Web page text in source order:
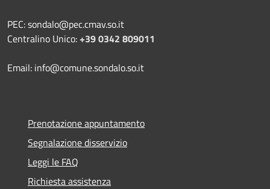
PEC: sondalo@pec.cmav.so.it
Centralino Unico:+39 0342 809011
Email: info@comune.sondalo.so.it
Prenotazione appuntamento
Segnalazione disservizio
Leggi le FAQ
Richiesta assistenza